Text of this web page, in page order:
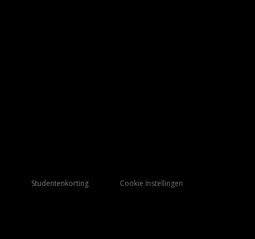
Studentenkorting Cookie Instellingen